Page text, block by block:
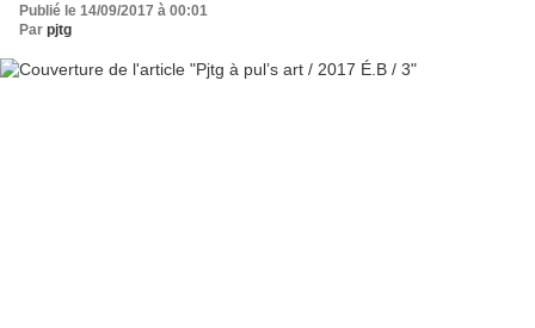
Publié le 14/09/2017 à 00:01
Par pjtg